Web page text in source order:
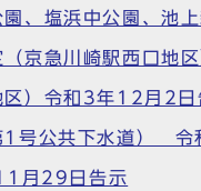
園、塩浜中公園、池
（京急川崎駅西口
区）令和3年12月2日
1号公共下水道）
月29日告示